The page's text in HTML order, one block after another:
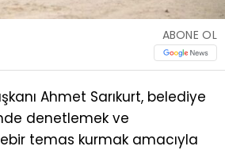
ABONE OL
Ahmet Sarıkurt, belediye
denetlemek ve
temas kurmak amacıyla